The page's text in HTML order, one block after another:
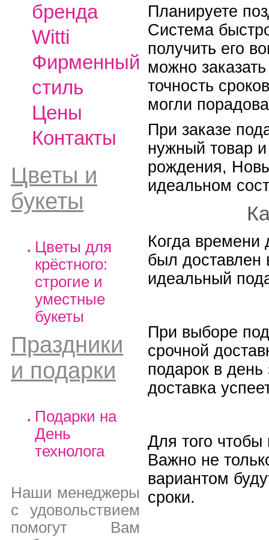
бренда
Witti
Фирменный
стиль
Цены
Контакты
Цветы и
букеты
Цветы для
крёстного:
строгие и
уместные
букеты
Праздники
и подарки
Подарки на
День
технолога
Наши менеджеры
с удовольствием
помогут Вам
Планируете
Система
получить его
можно
точность
могли
При заказе
нужный товар
рождения,
идеальном
Когда времени
был доставлен
идеальный
При выборе
срочной
подарок в
доставка
Для того чтобы
Важно не
вариантом
сроки.